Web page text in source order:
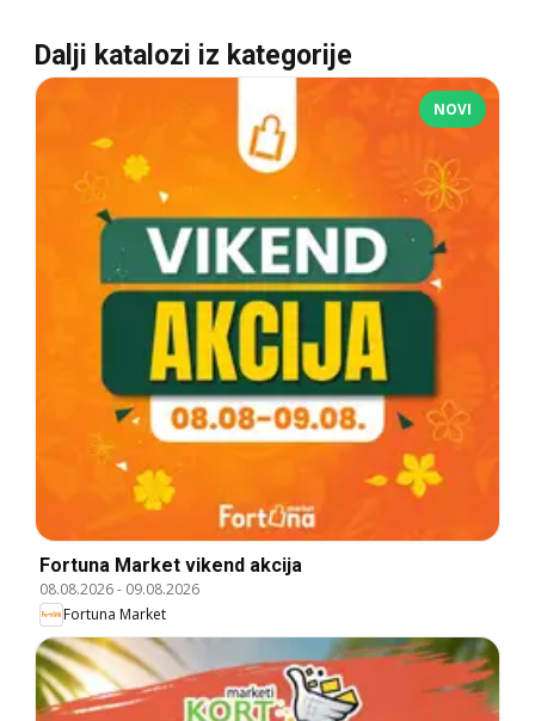
Dalji katalozi iz kategorije
NOVI
Fortuna Market vikend akcija
08.08.2026- 09.08.2026
Fortuna Market